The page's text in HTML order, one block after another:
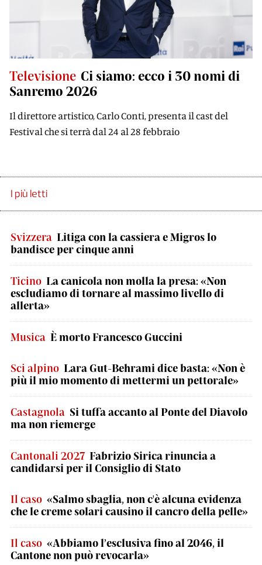
Televisione Ci siamo: ecco i 30 nomi di
Sanremo 2026
Il direttore artistico, Carlo Conti, presenta il cast del
Festival che si terrà dal 24 al 28 febbraio
I più letti
Svizzera Litiga con la cassiera e Migros lo
bandisce per cinque anni
Ticino La canicola non molla la presa: «Non
escludiamo di tornare al massimo livello di
allerta»
Musica È morto Francesco Guccini
Sci alpino Lara Gut-Behrami dice basta: «Non è
più il mio momento di mettermi un pettorale»
Castagnola Si tuffa accanto al Ponte del Diavolo
ma non riemerge
Cantonali 2027 Fabrizio Sirica rinuncia a
candidarsi per il Consiglio di Stato
Il caso «Salmo sbaglia, non c'è alcuna evidenza
che le creme solari causino il cancro della pelle»
Il caso «Abbiamo l’esclusiva fino al 2046, il
Cantone non può revocarla»